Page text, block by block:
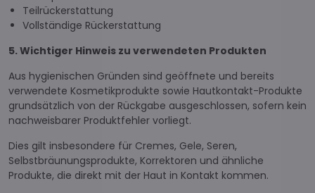
Teilrückerstattung
Vollständige Rückerstattung
5. Wichtiger Hinweis zu verwendeten Produkten
Aus hygienischen Gründen sind geöffnete und bereits
verwendete Kosmetikprodukte sowie Hautkontakt-Produkte
grundsätzlich von der Rückgabe ausgeschlossen, sofern kein
nachweisbarer Produktfehler vorliegt.
Dies gilt insbesondere für Cremes, Gele, Seren,
Selbstbräunungsprodukte, Korrektoren und ähnliche
Produkte, die direkt mit der Haut in Kontakt kommen.